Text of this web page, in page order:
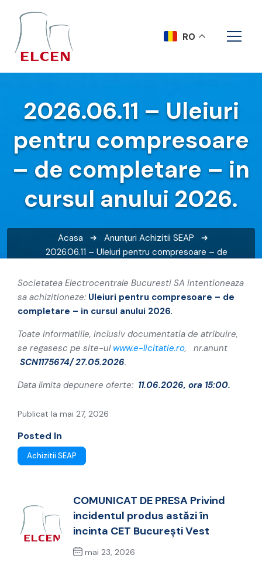
2026.06.11 – Uleiuri
pentru compresoare
– de completare – in
cursul anului 2026.
Acasa Anunțuri Achizitii SEAP
2026.06.11 – Uleiuri pentru compresoare – de
Societatea Electrocentrale Bucuresti SA intentioneaza
sa achizitioneze: Uleiuri pentru compresoare – de
completare – in cursul anului 2026.
Toate informatiile, inclusiv documentatia de atribuire,
se regasesc pe site-ul www.e-licitatie.ro, nr.anunt
SCN1175674/ 27.05.2026.
Data limita depunere oferte: 11.06.2026, ora 15:00.
Publicat la mai 27, 2026
Posted In
Achizitii SEAP
COMUNICAT DE PRESA Privind
incidentul produs astăzi în
incinta CET București Vest
mai 23, 2026
RO